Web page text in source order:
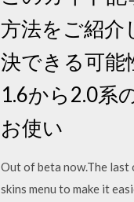
方法をご紹介
決できる可能
1.6から2.0系
お使い
Out of beta now.The last
skins menu to make it